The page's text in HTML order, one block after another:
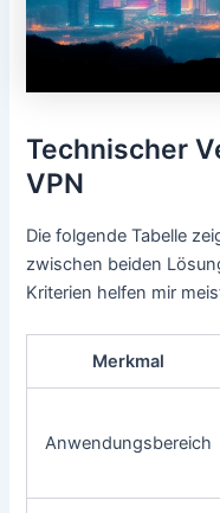
Technischer
VPN
Die folgende Tabelle
zwischen beiden
Kriterien helfen mir
Merkmal
Anwendungsbereich